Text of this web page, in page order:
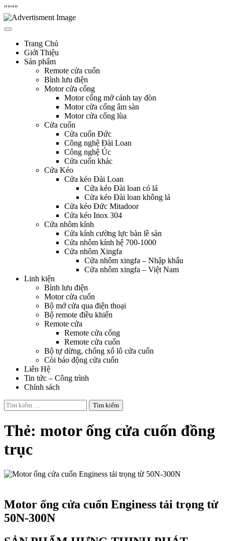
""""
Skip
to
Trang Chủ
Giới Thiệu
Sản phẩm
Remote cửa cuốn
Bình lưu điện
Motor cửa cổng
Motor cổng mở cánh tay đòn
Motor cửa cổng âm sàn
Motor cửa cổng lùa
Cửa cuốn
Cửa cuốn Đức
Công nghệ Đài Loan
Công nghệ Úc
Cửa cuốn khác
Cửa Kéo
Cửa kéo Đài Loan
Cửa kéo Đài loan có lá
Cửa kéo Đài loan không lá
Cửa kéo Đức Mitadoor
Cửa kéo Inox 304
Cửa nhôm kính
Cửa kính cường lực bàn lề sàn
Cửa nhôm kính hệ 700-1000
Cửa nhôm Xingfa
Cửa nhôm xingfa – Nhập khẩu
Cửa nhôm xingfa – Việt Nam
Linh kiện
Bình lưu điện
Motor cửa cuốn
Bộ mở cửa qua điện thoại
Bộ remote điều khiển
Remote cửa
Remote cửa cổng
Remote cửa cuốn
Bộ tự dừng, chống xổ lô cửa cuốn
Còi báo động cửa cuốn
Liên Hệ
Tin tức – Công trình
Chính sách
Tìm
kiếm
Thẻ: motor ống cửa cuốn đồng
trục
Motor ống cửa cuốn Enginess tải trọng từ
50N-300N